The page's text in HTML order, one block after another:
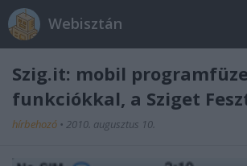
Webisztán
Szig.it: mobil
funkciókkal, a Sziget
hírbehozó • 2010. augusztus 10.